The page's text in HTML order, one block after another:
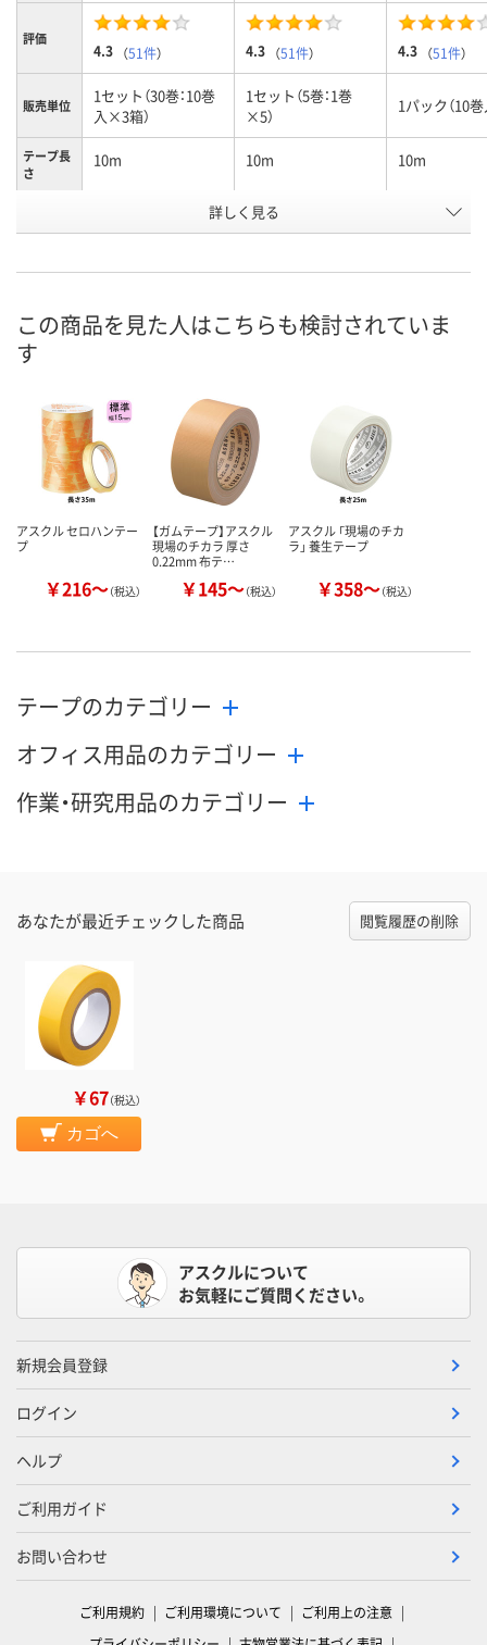
評価
4.3 （51件） 4.3 （51件） 4.3 （51件）
販売単位
1セット（30巻：10巻
入×3箱）
1セット（5巻：1巻
×5）
1パック（10巻
テープ長
さ
10m 10m 10m
白
号
お届け日
数量
カゴへ
数量
カゴへ
詳しく見る
この商品を見た人はこちらも検討されていま
す
アスクル セロハンテー
プ
￥216～（税込）
【ガムテープ】アスクル
現場のチカラ 厚さ
0.22mm 布テ…
￥145～（税込）
アスクル 「現場のチカ
ラ」 養生テープ
￥358～（税込）
テープのカテゴリー
オフィス用品のカテゴリー
作業・研究用品のカテゴリー
あなたが最近チェックした商品 閲覧履歴の削除
￥67（税込）
カゴへ
アスクルについて
お気軽にご質問ください。
新規会員登録
ログイン
ヘルプ
ご利用ガイド
お問い合わせ
ご利用規約 ご利用環境について
ご利用上の注意